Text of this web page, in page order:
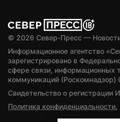
© 2026 Север-Пресс —
Информационное агентство
зарегистрировано в
сфере связи, информационных
коммуникаций (Роскомнадзор)
Свидетельство о
Политика конфиденциальности.